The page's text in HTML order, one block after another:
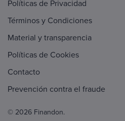
Políticas de Privacidad
Términos y Condiciones
Material y transparencia
Políticas de Cookies
Contacto
Prevención contra el fraude
© 2026 Finandon.